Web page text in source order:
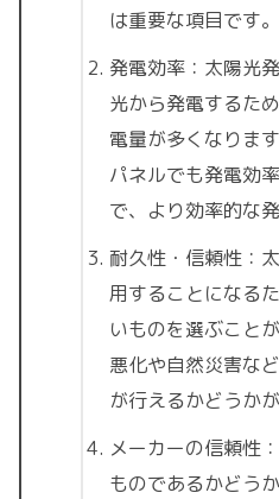
は重要な項目です。
発電効率：太陽光
光から発電するた
電量が多くなりま
パネルでも発電効
で、より効率的な
耐久性・信頼性：
用することになる
いものを選ぶこと
悪化や自然災害な
が行えるかどうか
メーカーの信頼性
ものであるかどう